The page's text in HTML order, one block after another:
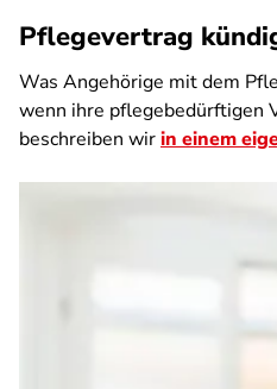
Pflegevertrag
Was Angehörige mit dem
wenn ihre pflegebedürftigen
beschreiben wirin einem